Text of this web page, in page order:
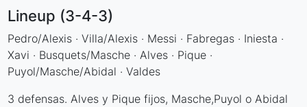
Lineup (3-4-3)
Pedro/Alexis · Villa/Alexis · Messi · Fabregas · Iniesta ·
Xavi · Busquets/Masche · Alves · Pique ·
Puyol/Masche/Abidal · Valdes
3 defensas. Alves y Pique fijos, Masche,Puyol o Abidal